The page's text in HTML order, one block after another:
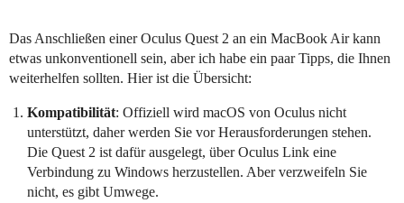
Das Anschließen einer Oculus Quest 2 an ein MacBook Air kann
etwas unkonventionell sein, aber ich habe ein paar Tipps, die Ihnen
weiterhelfen sollten. Hier ist die Übersicht:
Kompatibilität: Offiziell wird macOS von Oculus nicht
unterstützt, daher werden Sie vor Herausforderungen stehen.
Die Quest 2 ist dafür ausgelegt, über Oculus Link eine
Verbindung zu Windows herzustellen. Aber verzweifeln Sie
nicht, es gibt Umwege.